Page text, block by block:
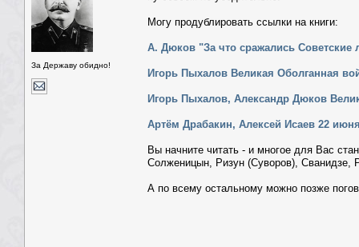
За Державу обидно!
Могу продублировать ссылки на книги:
А. Дюков "За что сражались Советские
Игорь Пыхалов Великая Оболганная
Игорь Пыхалов, Александр Дюков
Артём Драбакин, Алексей Исаев 22
Вы начните читать - и многое для Вас
Солженицын, Ризун (Суворов), Сванидзе,
А по всему остальному можно позже